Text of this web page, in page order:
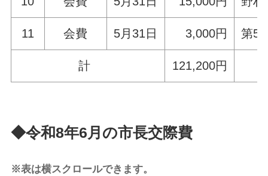
11 会費 5月31日 3,000円 第
計 121,200円
◆令和8年6月の市長交際費
※表は横スクロールできます。